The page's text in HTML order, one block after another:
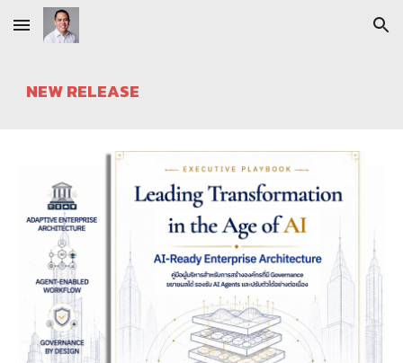
Skip to main content Skip to navigation
NEW RELEASE